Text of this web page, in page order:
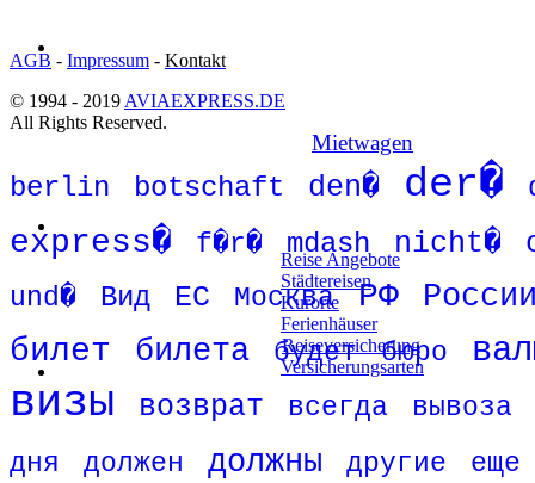
Mietwagen
Reise Angebote
Städtereisen
Kurorte
Ferienhäuser
Reiseversicherung
Versicherungsarten
AGB - Impressum - Kontakt
© 1994 - 2019 AVIAEXPRESS.DE
All Rights Reserved.
berlin botschaft den� der�
express� f�r� mdash nicht�
und� Вид ЕС Москва РФ
билет билета будет бюро
визы возврат всегда
вывоза
дня
должен должны другие еще